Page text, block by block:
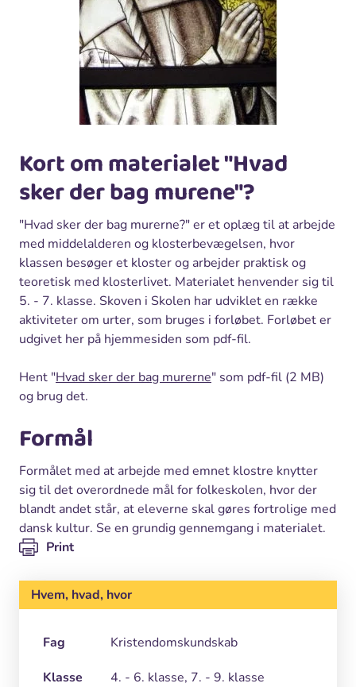
Kort om materialet "Hvad
sker der bag murene"?
"Hvad sker der bag murerne?" er et oplæg til at arbejde
med middelalderen og klosterbevægelsen, hvor
klassen besøger et kloster og arbejder praktisk og
teoretisk med klosterlivet. Materialet henvender sig til
5. - 7. klasse. Skoven i Skolen har udviklet en række
aktiviteter om urter, som bruges i forløbet. Forløbet er
udgivet her på hjemmesiden som pdf-fil.
Hent "Hvad sker der bag murerne" som pdf-fil (2 MB)
og brug det.
Formål
Formålet med at arbejde med emnet klostre knytter
sig til det overordnede mål for folkeskolen, hvor der
blandt andet står, at eleverne skal gøres fortrolige med
dansk kultur. Se en grundig gennemgang i materialet.
Print
Hvem, hvad, hvor
Fag
Kristendomskundskab
Klasse
4. - 6. klasse, 7. - 9. klasse